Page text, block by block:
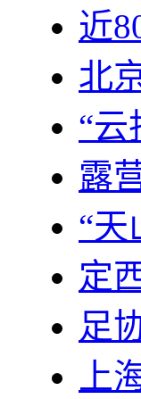
近
北
“云
露
“天
定
足
上